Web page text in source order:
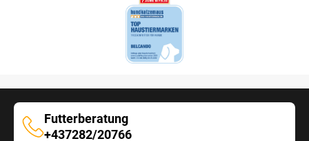
Futterberatung
Futterberatung
+437282/20766